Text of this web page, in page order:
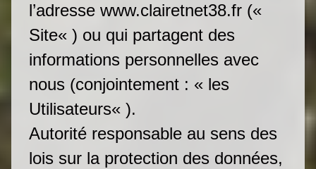
l’adresse www.clairetnet38.fr («
Site« ) ou qui partagent des
informations personnelles avec
nous (conjointement : « les
Utilisateurs« ).
Autorité responsable au sens des
lois sur la protection des données,